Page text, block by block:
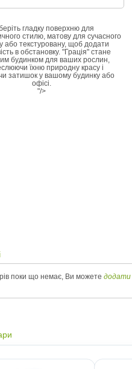
гладку поверхню для
стилю, матову для сучасного
або текстуровану, щоб додати
в обстановку. "Грація" стане
будинком для ваших рослин,
їхню природну красу і
затишок у вашому будинку або
офісі.
"/>
поки що немає, Ви можете додати